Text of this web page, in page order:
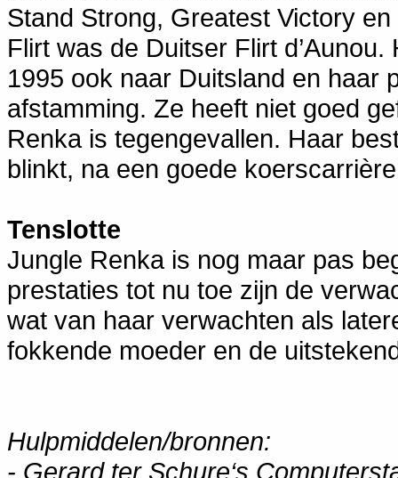
Stand Strong, Greatest Victory
Flirt was de Duitser Flirt
1995 ook naar Duitsland en haar
afstamming. Ze heeft niet goed
Renka is tegengevallen. Haar
blinkt, na een goede
Tenslotte
Jungle Renka is nog maar pas
prestaties tot nu toe zijn de
wat van haar verwachten als
fokkende moeder en de
Hulpmiddelen/bronnen:
- Gerard ter Schure‘s